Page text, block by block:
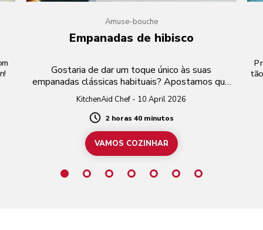
Amuse-bouche
Empanadas de hibisco
Gostaria de dar um toque único às suas
empanadas clássicas habituais? Apostamos que
nunca pensou no hibisco!
KitchenAid Chef - 10 April 2026
Duration
2 horas 40 minutos
VAMOS COZINHAR